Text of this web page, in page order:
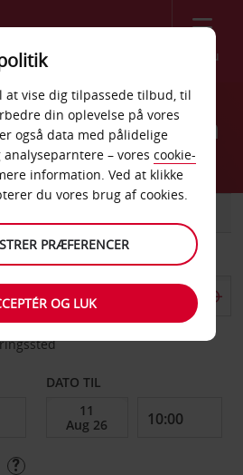
Menu
della Chiana
DATO TIL
at vise dig tilpassede tilbud, til
din oplevelse på vores
også data med pålidelige
– vores cookie-
information. Ved at klikke
du vores brug af cookies.
PRÆFERENCER
OG LUK